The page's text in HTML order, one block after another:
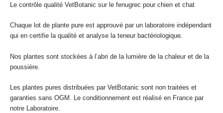
Le contrôle qualité VetBotanic sur le fenugrec pour chien et chat
Chaque lot de plante pure est approuvé par un laboratoire indépendant
qui en certifie la qualité et analyse la teneur bactériologique.
Nos plantes sont stockées à l’abri de la lumière de la chaleur et de la
poussière.
Les plantes pures distribuées par VetBotanic sont non traitées et
garanties sans OGM. Le conditionnement est réalisé en France par
notre Laboratoire.